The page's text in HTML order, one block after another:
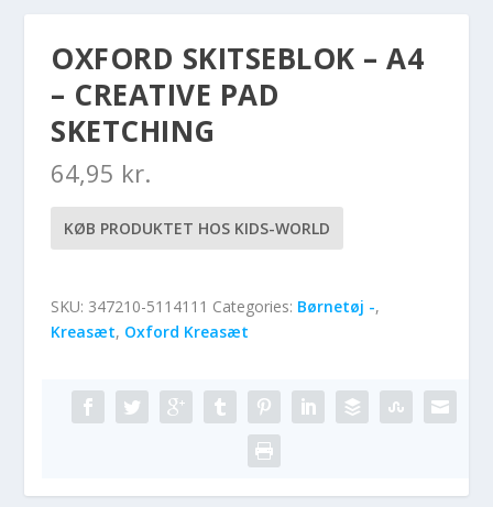
OXFORD SKITSEBLOK – A4
– CREATIVE PAD
SKETCHING
64,95 kr.
KØB PRODUKTET HOS KIDS-WORLD
SKU: 347210-5114111 Categories: Børnetøj -,
Kreasæt, Oxford Kreasæt